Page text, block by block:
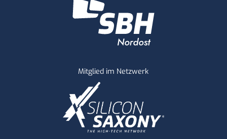
Mitglied im Netzwerk